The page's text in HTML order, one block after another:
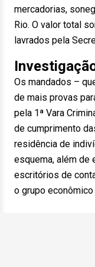
mercadorias,
Rio. O valor total
lavrados pela
Os mandados –
de mais provas
pela 1ª Vara
de cumprimento
residência de
esquema, além
escritórios de
o grupo